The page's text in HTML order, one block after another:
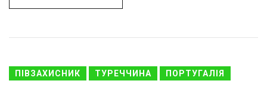
ПІВЗАХИСНИК ТУРЕЧЧИНА ПОРТУГАЛІЯ